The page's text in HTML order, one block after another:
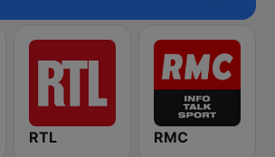
RTL RMC